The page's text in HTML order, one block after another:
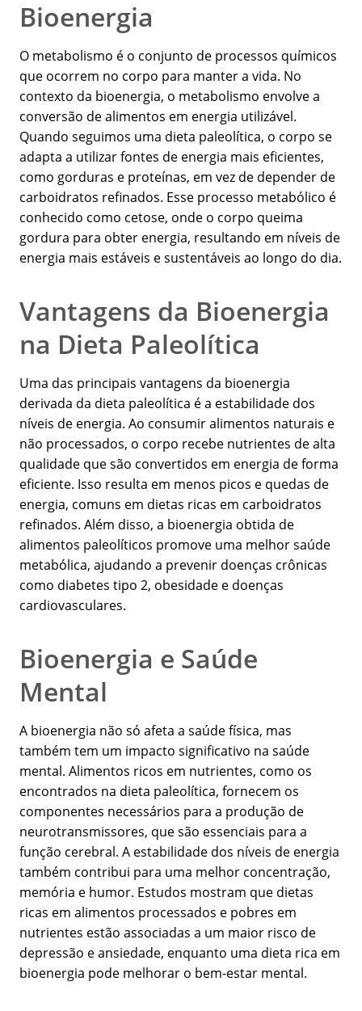
Bioenergia
O metabolismo é o conjunto de processos químicos
que ocorrem no corpo para manter a vida. No
contexto da bioenergia, o metabolismo envolve a
conversão de alimentos em energia utilizável.
Quando seguimos uma dieta paleolítica, o corpo se
adapta a utilizar fontes de energia mais eficientes,
como gorduras e proteínas, em vez de depender de
carboidratos refinados. Esse processo metabólico é
conhecido como cetose, onde o corpo queima
gordura para obter energia, resultando em níveis de
energia mais estáveis e sustentáveis ao longo do dia.
Vantagens da Bioenergia
na Dieta Paleolítica
Uma das principais vantagens da bioenergia
derivada da dieta paleolítica é a estabilidade dos
níveis de energia. Ao consumir alimentos naturais e
não processados, o corpo recebe nutrientes de alta
qualidade que são convertidos em energia de forma
eficiente. Isso resulta em menos picos e quedas de
energia, comuns em dietas ricas em carboidratos
refinados. Além disso, a bioenergia obtida de
alimentos paleolíticos promove uma melhor saúde
metabólica, ajudando a prevenir doenças crônicas
como diabetes tipo 2, obesidade e doenças
cardiovasculares.
Bioenergia e Saúde
Mental
A bioenergia não só afeta a saúde física, mas
também tem um impacto significativo na saúde
mental. Alimentos ricos em nutrientes, como os
encontrados na dieta paleolítica, fornecem os
componentes necessários para a produção de
neurotransmissores, que são essenciais para a
função cerebral. A estabilidade dos níveis de energia
também contribui para uma melhor concentração,
memória e humor. Estudos mostram que dietas
ricas em alimentos processados e pobres em
nutrientes estão associadas a um maior risco de
depressão e ansiedade, enquanto uma dieta rica em
bioenergia pode melhorar o bem-estar mental.